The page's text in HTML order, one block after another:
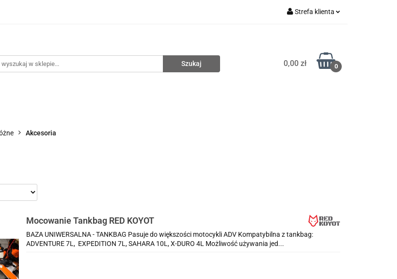
Strefa klienta
Zarejestruj się
Dodaj zgłoszenie
0,00 zł 0
Akcesoria
Mocowanie Tankbag RED KOYOT
BAZA UNIWERSALNA - TANKBAG Pasuje do większości motocykli ADV Kompatybilna z tankbag:
ADVENTURE 7L, EXPEDITION 7L, SAHARA 10L, X-DURO 4L Możliwość używania jed...